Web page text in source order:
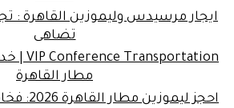
ايجار مرسيدس وليموزين القاهرة :
تضاهى
مطار القاهرة
احجز